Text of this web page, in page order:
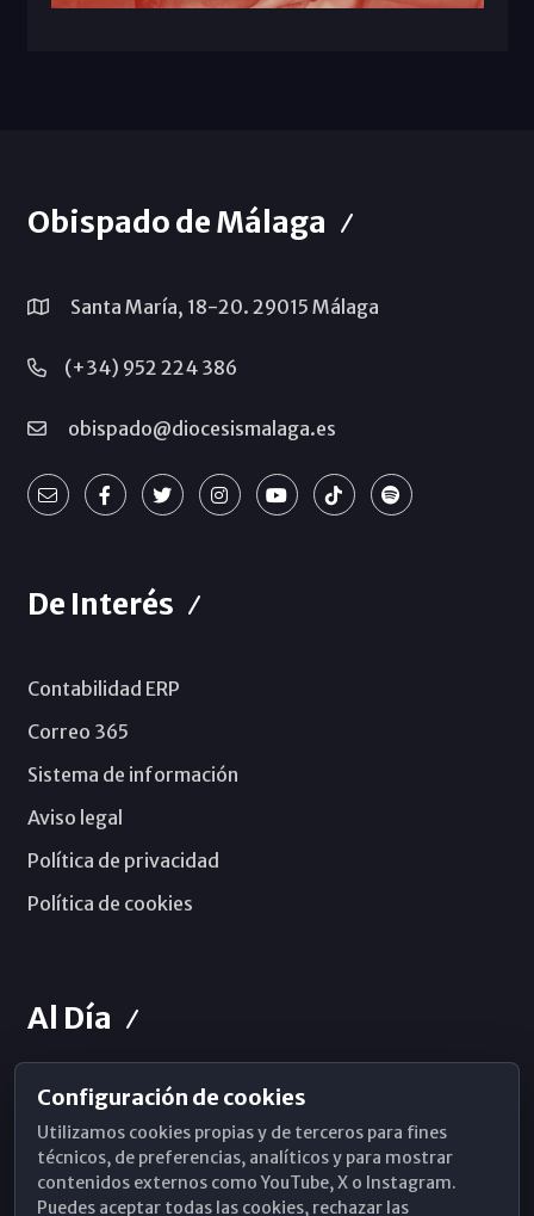
Obispado de Málaga
Santa María, 18-20. 29015 Málaga
(+34) 952 224 386
obispado@diocesismalaga.es
De Interés
Contabilidad ERP
Correo 365
Sistema de información
Aviso legal
Política de privacidad
Política de cookies
Al Día
Horarios de Misa
Hemeroteca
WhatsApp
Configuración de cookies
Utilizamos cookies propias y de terceros para fines
técnicos, de preferencias, analíticos y para mostrar
contenidos externos como YouTube, X o Instagram.
Puedes aceptar todas las cookies, rechazar las